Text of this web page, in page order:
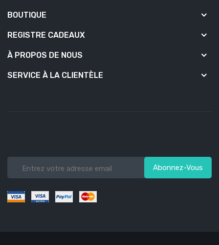
BOUTIQUE
REGISTRE CADEAUX
À PROPOS DE NOUS
SERVICE À LA CLIENTÈLE
Abonnez-Vous